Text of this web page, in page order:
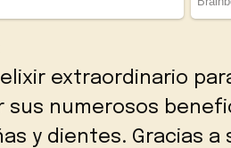
extraordinario
sus numerosos
y dientes. Gracias